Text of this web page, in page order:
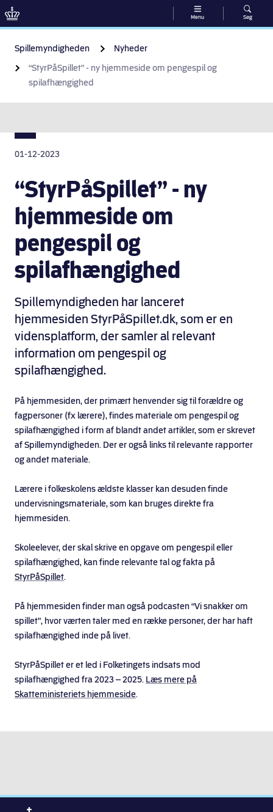
Menu Søg
Spillemyndigheden
Nyheder
“StyrPåSpillet” - ny hjemmeside om pengespil og
spilafhængighed
01-12-2023
“StyrPåSpillet” - ny
hjemmeside om
pengespil og
spilafhængighed
Spillemyndigheden har lanceret
hjemmesiden StyrPåSpillet.dk, som er en
vidensplatform, der samler al relevant
information om pengespil og
spilafhængighed.
På hjemmesiden, der primært henvender sig til forældre og
fagpersoner (fx lærere), findes materiale om pengespil og
spilafhængighed i form af blandt andet artikler, som er skrevet
af Spillemyndigheden. Der er også links til relevante rapporter
og andet materiale.
Lærere i folkeskolens ældste klasser kan desuden finde
undervisningsmateriale, som kan bruges direkte fra
hjemmesiden.
Skoleelever, der skal skrive en opgave om pengespil eller
spilafhængighed, kan finde relevante tal og fakta på
StyrPåSpillet.
På hjemmesiden finder man også podcasten “Vi snakker om
spillet”, hvor værten taler med en række personer, der har haft
spilafhængighed inde på livet.
StyrPåSpillet er et led i Folketingets indsats mod
spilafhængighed fra 2023 – 2025. Læs mere på
Skatteministeriets hjemmeside.